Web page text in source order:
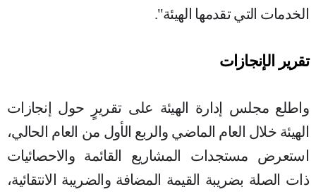
الخدمات التي تقدمها الهيئة".
تقرير الإنجازات
واطلع مجلس إدارة الهيئة على تقريرٍ حول إنجازات
الهيئة خلال العام الماضي والربع الأول من العام الحالي،
استعرض مستجدات المشاريع القائمة والاحصائيات
ذات الصلة بضريبة القيمة المضافة والضريبة الانتقائية،